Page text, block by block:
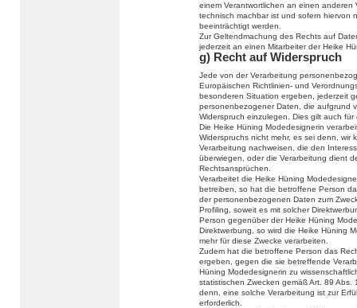
einem Verantwortlichen an einen anderen
technisch machbar ist und sofern hiervon
beeinträchtigt werden.
Zur Geltendmachung des Rechts auf
jederzeit an einen Mitarbeiter der Heike
g) Recht auf Widerspruch
Jede von der Verarbeitung
Europäischen Richtlinien- und
besonderen Situation ergeben, jederzeit
personenbezogener Daten, die aufgrund
Widerspruch einzulegen. Dies gilt auch
Die Heike Hüning Modedesignerin
Widerspruchs nicht mehr, es sei denn,
Verarbeitung nachweisen, die den
überwiegen, oder die Verarbeitung dient
Rechtsansprüchen.
Verarbeitet die Heike Hüning
betreiben, so hat die betroffene Person
der personenbezogenen Daten zum
Profiling, soweit es mit solcher
Person gegenüber der Heike Hüning
Direktwerbung, so wird die Heike Hüning
mehr für diese Zwecke verarbeiten.
Zudem hat die betroffene Person das
ergeben, gegen die sie betreffende
Hüning Modedesignerin zu
statistischen Zwecken gemäß Art. 89
denn, eine solche Verarbeitung ist zur
erforderlich.